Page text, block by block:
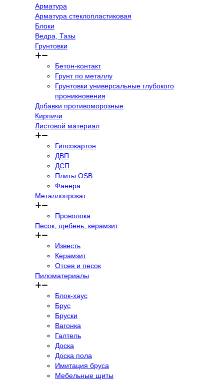
Арматура
Арматура стеклопластиковая
Блоки
Ведра, Тазы
Грунтовки
Бетон-контакт
Грунт по металлу
Грунтовки универсальные глубокого
проникновения
Добавки противоморозные
Кирпичи
Листовой материал
Гипсокартон
ДВП
ДСП
Плиты OSB
Фанера
Металлопрокат
Проволока
Песок, щебень, керамзит
Известь
Керамзит
Отсев и песок
Пиломатериалы
Блок-хаус
Брус
Бруски
Вагонка
Галтель
Доска
Доска пола
Имитация бруса
Мебельные щиты